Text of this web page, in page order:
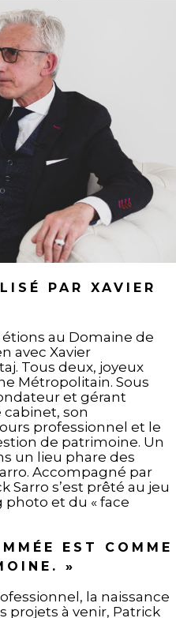
PAR XAVIER
au Domaine de
avec Xavier
Tous deux, joyeux
Métropolitain. Sous
et gérant
cabinet, son
professionnel et le
de patrimoine. Un
un lieu phare des
Accompagné par
Sarro s’est prêté au jeu
photo et du « face
EST COMME
»
la naissance
projets à venir, Patrick